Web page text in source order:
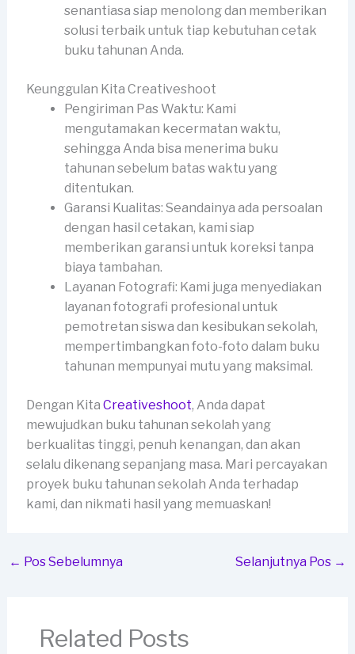
senantiasa siap menolong dan memberikan
solusi terbaik untuk tiap kebutuhan cetak
buku tahunan Anda.
Keunggulan Kita Creativeshoot
Pengiriman Pas Waktu: Kami
mengutamakan kecermatan waktu,
sehingga Anda bisa menerima buku
tahunan sebelum batas waktu yang
ditentukan.
Garansi Kualitas: Seandainya ada persoalan
dengan hasil cetakan, kami siap
memberikan garansi untuk koreksi tanpa
biaya tambahan.
Layanan Fotografi: Kami juga menyediakan
layanan fotografi profesional untuk
pemotretan siswa dan kesibukan sekolah,
mempertimbangkan foto-foto dalam buku
tahunan mempunyai mutu yang maksimal.
Dengan Kita Creativeshoot, Anda dapat
mewujudkan buku tahunan sekolah yang
berkualitas tinggi, penuh kenangan, dan akan
selalu dikenang sepanjang masa. Mari percayakan
proyek buku tahunan sekolah Anda terhadap
kami, dan nikmati hasil yang memuaskan!
← Pos Sebelumnya Selanjutnya Pos →
Related Posts